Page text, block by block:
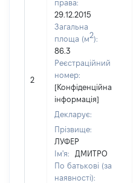
2
права:
29.12.2015
Загальна
площа (м2):
86.3
Реєстраційний
номер:
[Конфіденційна
інформація]
Декларує:
Прізвище:
ЛУФЕР
Ім'я:
ДМИТРО
По батькові (за
наявності):